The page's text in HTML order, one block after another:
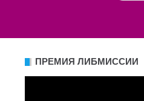
ПРЕМИЯ ЛИБМИССИИ